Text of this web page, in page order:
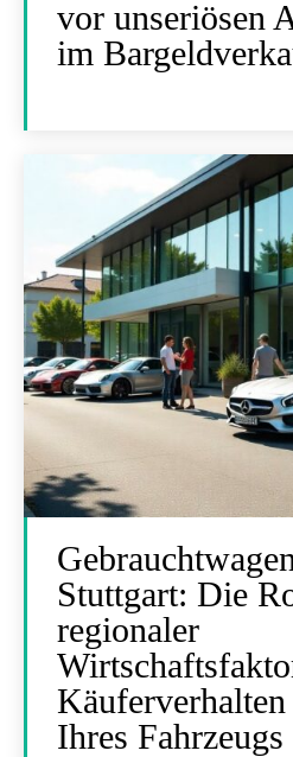
vor unseriösen
im
Stuttgart: Die
regionaler
Ihres Fahrzeugs